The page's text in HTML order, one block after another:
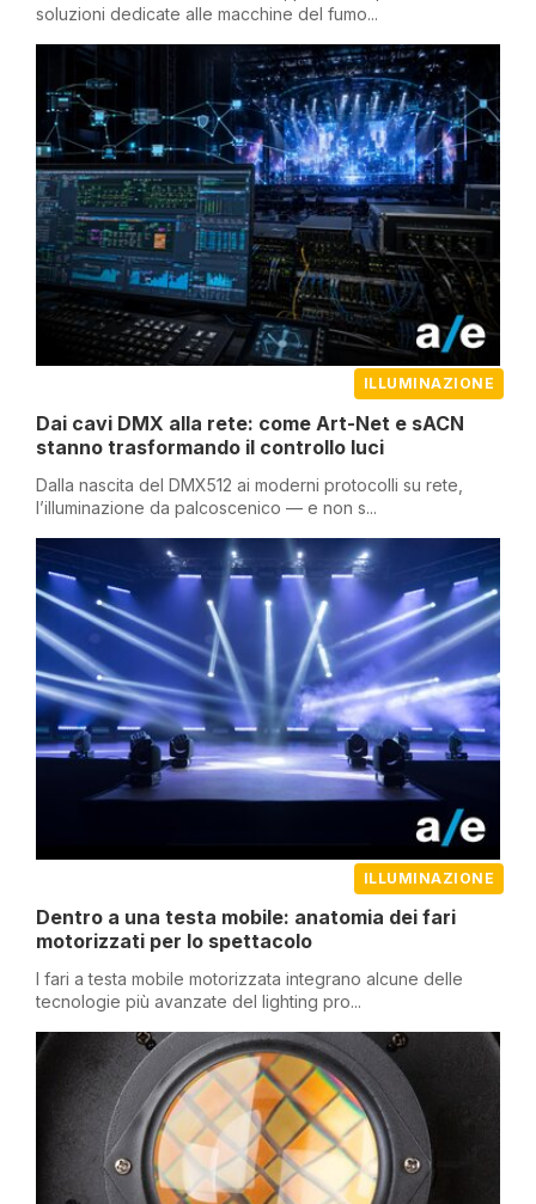
soluzioni dedicate alle macchine del fumo...
ILLUMINAZIONE
Dai cavi DMX alla rete: come Art-Net e sACN
stanno trasformando il controllo luci
Dalla nascita del DMX512 ai moderni protocolli su rete,
l’illuminazione da palcoscenico — e non s...
ILLUMINAZIONE
Dentro a una testa mobile: anatomia dei fari
motorizzati per lo spettacolo
I fari a testa mobile motorizzata integrano alcune delle
tecnologie più avanzate del lighting pro...